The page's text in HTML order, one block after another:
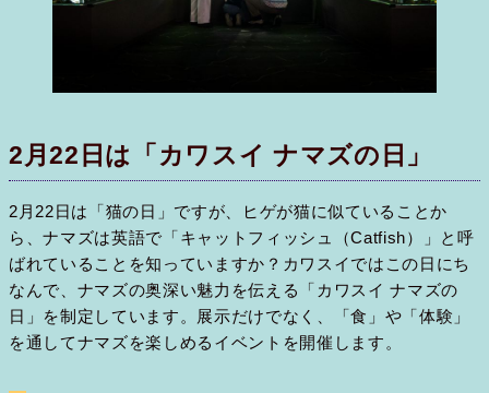
2月22日は「カワスイ ナマズの日」
2月22日は「猫の日」ですが、ヒゲが猫に似ていることか
ら、ナマズは英語で「キャットフィッシュ（Catfish）」と呼
ばれていることを知っていますか？カワスイではこの日にち
なんで、ナマズの奥深い魅力を伝える「カワスイ ナマズの
日」を制定しています。展示だけでなく、「食」や「体験」
を通してナマズを楽しめるイベントを開催します。